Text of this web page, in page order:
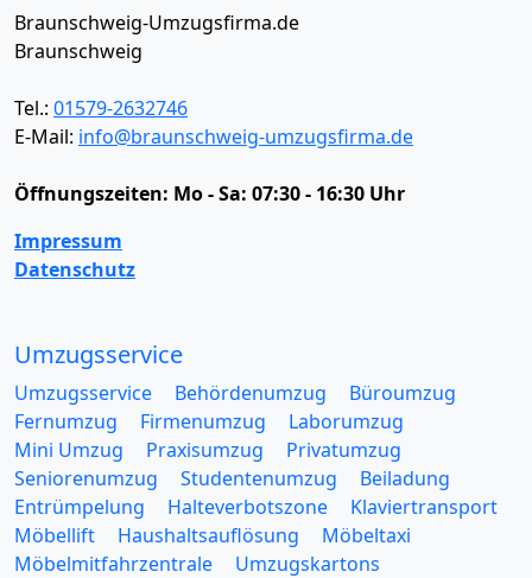
Braunschweig-Umzugsfirma.de
Braunschweig
Tel.: 01579-2632746
E-Mail: info@braunschweig-umzugsfirma.de
Öffnungszeiten: Mo - Sa: 07:30 - 16:30 Uhr
Impressum
Datenschutz
Umzugsservice
Umzugsservice Behördenumzug
Büroumzug
Fernumzug
Firmenumzug
Laborumzug
Mini Umzug
Praxisumzug
Privatumzug
Seniorenumzug
Studentenumzug
Beiladung
Entrümpelung
Halteverbotszone
Klaviertransport
Möbellift
Haushaltsauflösung
Möbeltaxi
Möbelmitfahrzentrale
Umzugskartons